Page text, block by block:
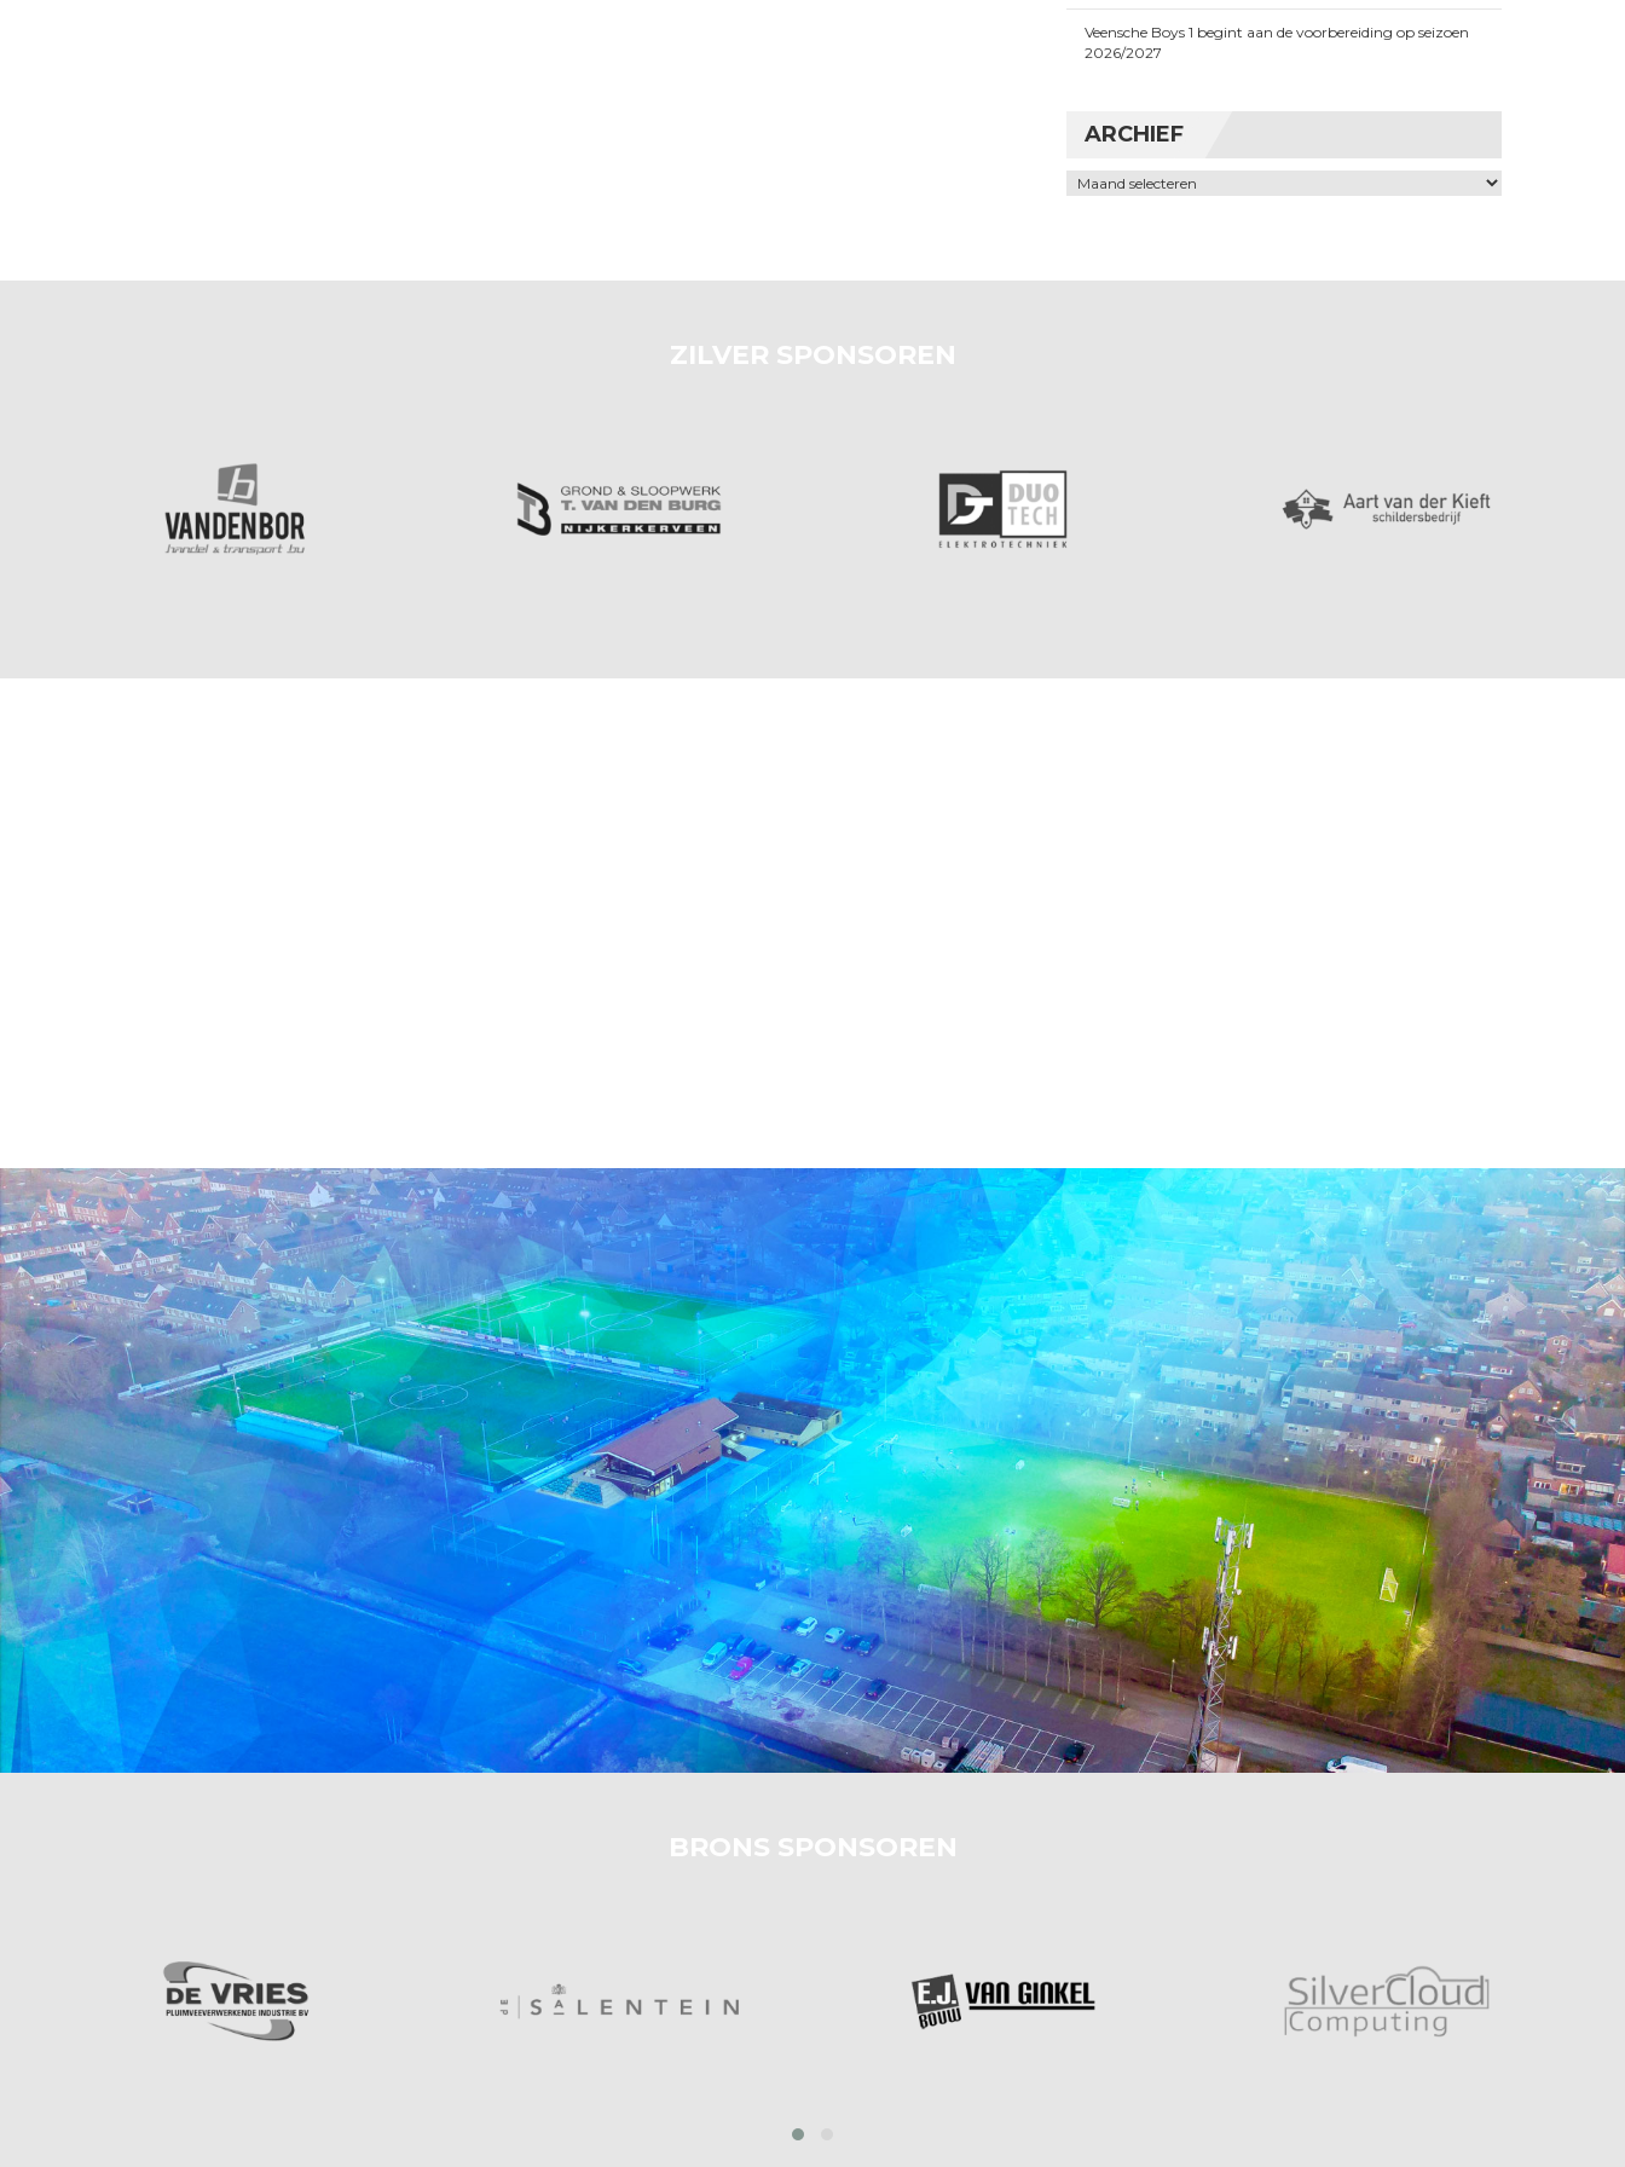
Veensche Boys 1 begint aan de voorbereiding op seizoen
2026/2027
ARCHIEF
Archief
ZILVER SPONSOREN
BRONS SPONSOREN
‹